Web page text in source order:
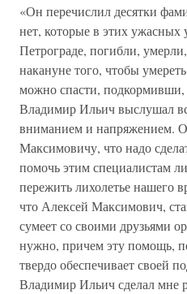
«Он перечислил десятки
нет, которые в этих
Петрограде, погибли,
накануне того, чтобы
можно спасти,
Владимир Ильич выслушал
вниманием и напряжением.
Максимовичу, что надо
помочь этим специалистам
пережить лихолетье нашего
что Алексей Максимович,
сумеет со своими друзьями
нужно, причем эту помощь,
твердо обеспечивает своей
Владимир Ильич сделал мне